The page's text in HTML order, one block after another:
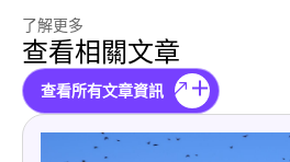
了解更多
查看相關文章
查看所有文章資訊